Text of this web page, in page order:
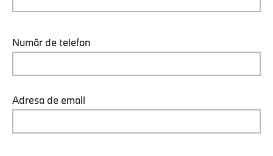
Număr de telefon
Adresa de email